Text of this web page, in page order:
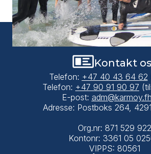
Kontakt
Telefon: +47 40 43 64 62
Telefon: +47 90 91 90 97
E-post:
Adresse: Postboks 264,
Org.nr: 871 529 922
Kontonr: 3361 05
VIPPS: 80561